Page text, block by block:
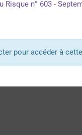
Risque n° 603 -
pour accéder à